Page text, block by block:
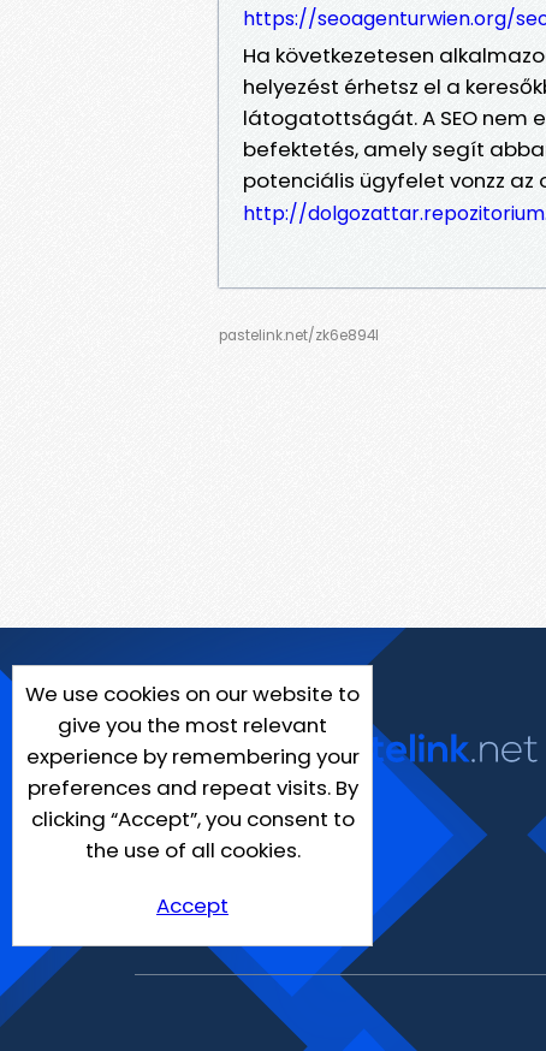
https://seoagenturwien.org/
Ha következetesen
helyezést érhetsz el a
látogatottságát. A SEO nem
befektetés, amely segít
potenciális ügyfelet vonzz az
http://
pastelink.net/zk6e894l
We use cookies on our website to
give you the most relevant
experience by remembering your
preferences and repeat visits. By
clicking “Accept”, you consent to
the use of all cookies.
Accept